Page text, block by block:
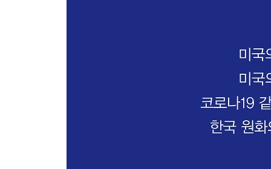
유가 전쟁으로 보는 ‘원자재 금’의 특성